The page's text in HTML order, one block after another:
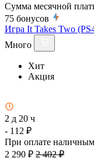
Сумма месячной
75 бонусов
Игра It Takes Two
Много
Хит
Акция
2 д 20 ч
- 112 ₽
При оплате
2 290 ₽ 2 402 ₽